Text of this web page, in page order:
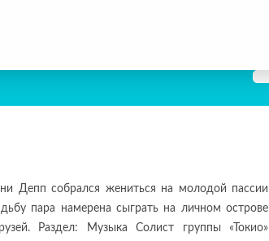
Депп собрался жениться на молодой пассии
пара намерена сыграть на личном острове
Раздел: Музыка Солист группы «Токио»